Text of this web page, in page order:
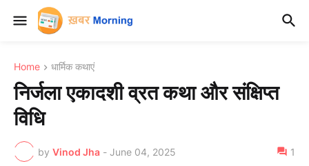
Home धार्मिक कथाएं
निर्जला एकादशी व्रत कथा और संक्षिप्त
विधि
by Vinod Jha - June 04, 2025 1